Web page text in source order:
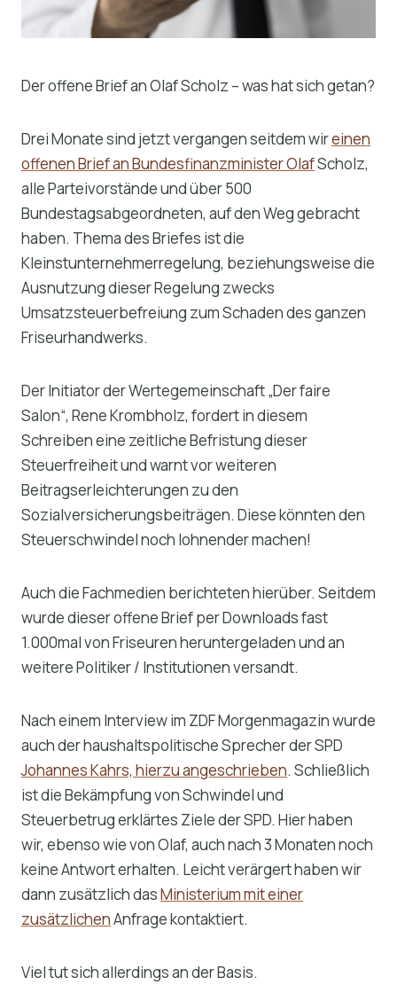
Der offene Brief an Olaf Scholz – was hat sich getan?
Drei Monate sind jetzt vergangen seitdem wireinen
offenen Brief an Bundesfinanzminister OlafScholz,
alle Parteivorstände und über 500
Bundestagsabgeordneten, auf den Weg gebracht
haben. Thema des Briefes ist die
Kleinstunternehmerregelung, beziehungsweise die
Ausnutzung dieser Regelung zwecks
Umsatzsteuerbefreiung zum Schaden des ganzen
Friseurhandwerks.
Der Initiator der Wertegemeinschaft „Der faire
Salon“, Rene Krombholz, fordert in diesem
Schreiben eine zeitliche Befristung dieser
Steuerfreiheit und warnt vor weiteren
Beitragserleichterungen zu den
Sozialversicherungsbeiträgen. Diese könnten den
Steuerschwindel noch lohnender machen!
Auch die Fachmedien berichteten hierüber. Seitdem
wurde dieser offene Brief per Downloads fast
1.000mal von Friseuren heruntergeladen und an
weitere Politiker / Institutionen versandt.
Nach einem Interview im ZDF Morgenmagazin wurde
auch der haushaltspolitische Sprecher der SPD
Johannes Kahrs, hierzu angeschrieben. Schließlich
ist die Bekämpfung von Schwindel und
Steuerbetrug erklärtes Ziele der SPD. Hier haben
wir, ebenso wie von Olaf, auch nach 3 Monaten noch
keine Antwort erhalten. Leicht verärgert haben wir
dann zusätzlich dasMinisterium mit einer
zusätzlichenAnfrage kontaktiert.
Viel tut sich allerdings an der Basis.